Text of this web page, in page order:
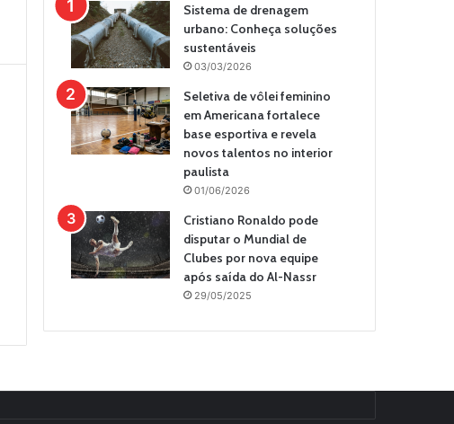
Sistema de drenagem
urbano: Conheça soluções
sustentáveis
03/03/2026
Seletiva de vôlei feminino
em Americana fortalece
base esportiva e revela
novos talentos no interior
paulista
01/06/2026
Cristiano Ronaldo pode
disputar o Mundial de
Clubes por nova equipe
após saída do Al-Nassr
29/05/2025